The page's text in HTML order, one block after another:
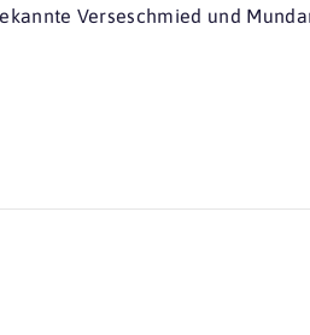
Verseschmied und